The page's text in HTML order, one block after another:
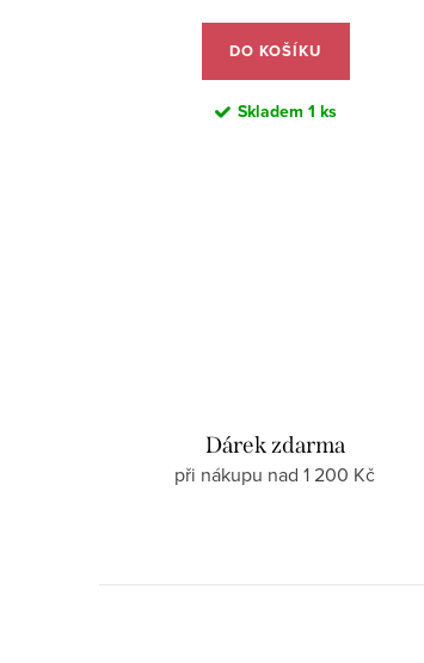
DO KOŠÍKU
Skladem 1 ks
Dárek zdarma
při nákupu nad 1 200 Kč